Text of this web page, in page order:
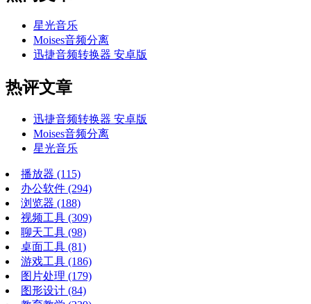
星光音乐
Moises音频分离
迅捷音频转换器 安卓版
热评文章
迅捷音频转换器 安卓版
Moises音频分离
星光音乐
播放器 (115)
办公软件 (294)
浏览器 (188)
视频工具 (309)
聊天工具 (98)
桌面工具 (81)
游戏工具 (186)
图片处理 (179)
图形设计 (84)